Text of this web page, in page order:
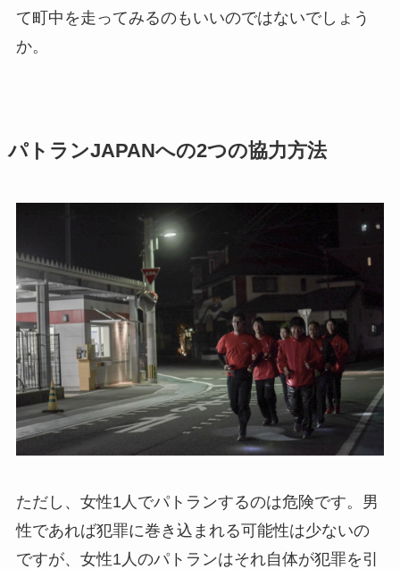
て町中を走ってみるのもいいのではないでしょう
か。
パトランJAPANへの2つの協力方法
ただし、女性1人でパトランするのは危険です。男
性であれば犯罪に巻き込まれる可能性は少ないの
ですが、女性1人のパトランはそれ自体が犯罪を引